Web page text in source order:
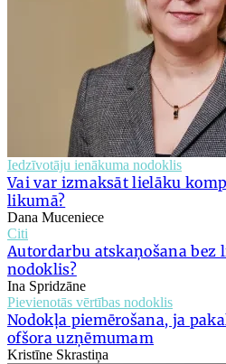
Iedzīvotāju ienākuma nodoklis
Vai var izmaksāt lielāku
likumā?
Dana Muceniece
Citi
Autordarbu atskaņošana bez
nodoklis?
Ina Spridzāne
Pievienotās vērtības nodoklis
Nodokļa piemērošana, ja
ofšora uzņēmumam
Kristīne Skrastiņa